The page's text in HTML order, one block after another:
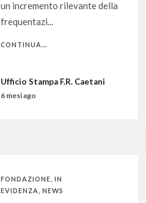
un incremento rilevante della
frequentazi...
CONTINUA...
Ufficio Stampa F.R. Caetani
6 mesi ago
FONDAZIONE IN
EVIDENZA
NEWS